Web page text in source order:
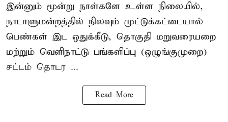
இன்னும் மூன்று நாள்களே உள்ள நிலையில்,
நாடாளுமன்றத்தில் நிலவும் முட்டுக்கட்டையால்
பெண்கள் இட ஒதுக்கீடு, தொகுதி மறுவரையறை
மற்றும் வெளிநாட்டு பங்களிப்பு (ஒழுங்குமுறை)
சட்டம் தொடர ...
Read More